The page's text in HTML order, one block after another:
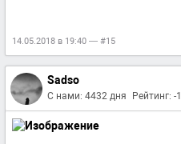
14.05.2018 в 19:40 — #15
Sadso
С нами: 4432 дня Рейтинг: -